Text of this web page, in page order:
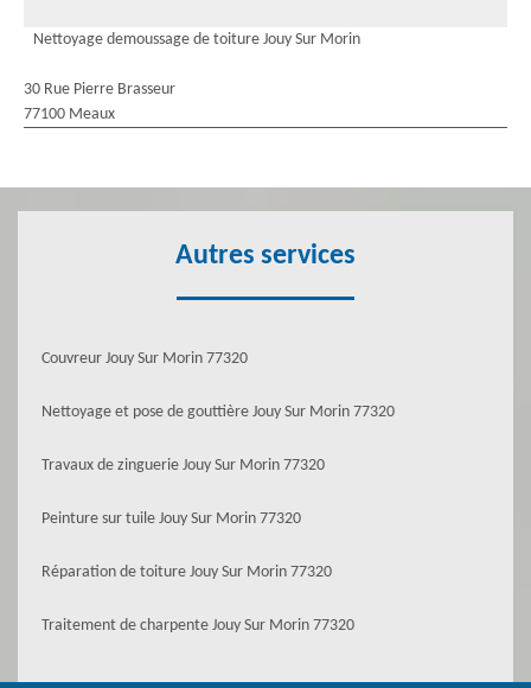
Nettoyage demoussage de toiture Jouy Sur Morin
30 Rue Pierre Brasseur
77100 Meaux
Autres services
Couvreur Jouy Sur Morin 77320
Nettoyage et pose de gouttière Jouy Sur Morin 77320
Travaux de zinguerie Jouy Sur Morin 77320
Peinture sur tuile Jouy Sur Morin 77320
Réparation de toiture Jouy Sur Morin 77320
Traitement de charpente Jouy Sur Morin 77320